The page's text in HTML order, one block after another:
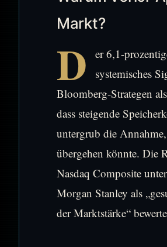
Markt?
D er 6,1-
systemisches
Bloomberg-Strategen
dass steigende
untergrub die
übergehen könnte. Die
Nasdaq Composite
Morgan Stanley als
der Marktstärke“